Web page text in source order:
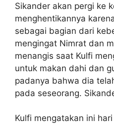
Sikander akan pergi ke
menghentikannya
sebagai bagian dari
mengingat Nimrat dan
menangis saat Kulfi
untuk makan dahi dan
padanya bahwa dia
pada seseorang.
Kulfi mengatakan ini